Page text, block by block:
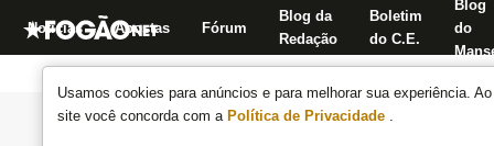
Usamos cookies para anúncios e para melhorar sua experiência.
site você concorda com a Política de Privacidade .
Notícias Apostas Fórum
Blog da
Redação
Boletim
do C.E.
Blog
do